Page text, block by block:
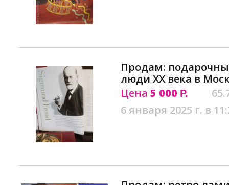
Продам:
люди XX века в
Цена 5 000 Р.
6 января 2025 г. в